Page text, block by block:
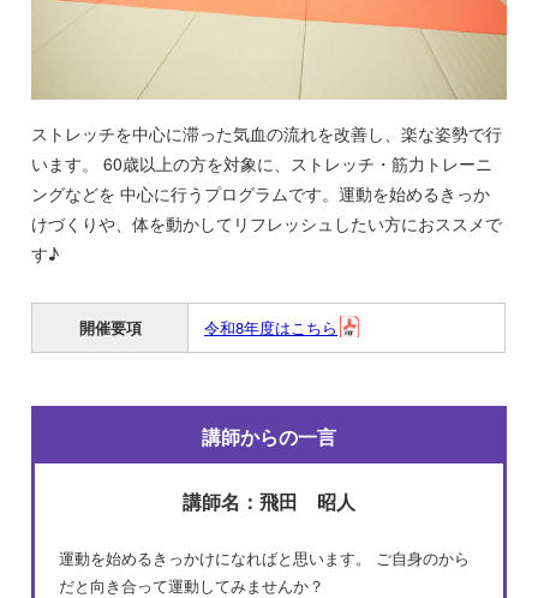
ストレッチを中心に滞った気血の流れを改善し、楽な姿勢で行
います。 60歳以上の方を対象に、ストレッチ・筋力トレーニ
ングなどを 中心に行うプログラムです。運動を始めるきっか
けづくりや、体を動かしてリフレッシュしたい方におススメで
す♪
開催要項 令和8年度はこちら
講師からの一言
講師名：飛田 昭人
運動を始めるきっかけになればと思います。 ご自身のから
だと向き合って運動してみませんか？